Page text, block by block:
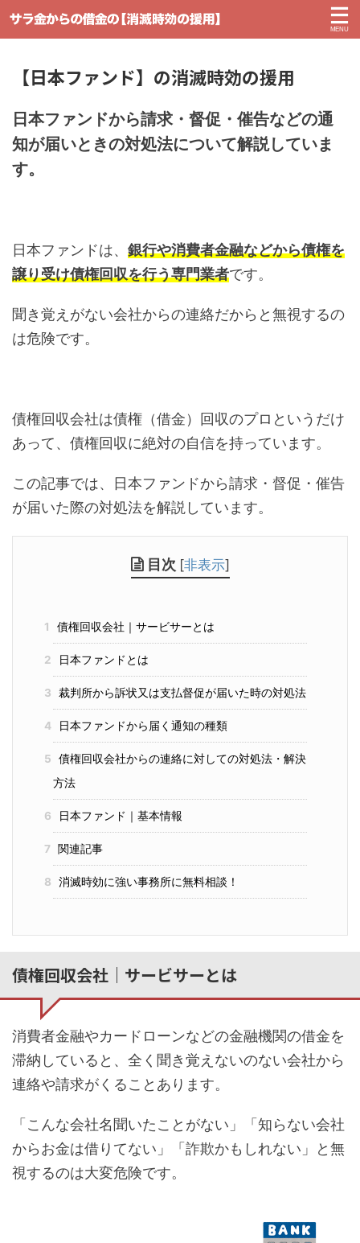
【日本ファンド】の消滅時効の援用
日本ファンドから請求・督促・催告などの通
知が届いときの対処法について解説していま
す。
日本ファンドは、 銀行や消費者金融などから債権を
譲り受け債権回収を行う専門業者です。
聞き覚えがない会社からの連絡だからと無視するの
は危険です。
債権回収会社は債権（借金）回収のプロというだけ
あって、債権回収に絶対の自信を持っています。
この記事では、日本ファンドから請求・督促・催告
が届いた際の対処法を解説しています。
目次 [非表示]
1 債権回収会社｜サービサーとは
2 日本ファンドとは
3 裁判所から訴状又は支払督促が届いた時の対処法
4 日本ファンドから届く通知の種類
5
債権回収会社からの連絡に対しての対処法・解決
方法
6 日本ファンド｜基本情報
7 関連記事
8 消滅時効に強い事務所に無料相談！
債権回収会社｜サービサーとは
消費者金融やカードローンなどの金融機関の借金を
滞納していると、全く聞き覚えないのない会社から
連絡や請求がくることあります。
「こんな会社名聞いたことがない」「知らない会社
からお金は借りてない」「詐欺かもしれない」と無
視するのは大変危険です。